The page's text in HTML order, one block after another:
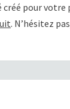
créé pour votre
. N’hésitez